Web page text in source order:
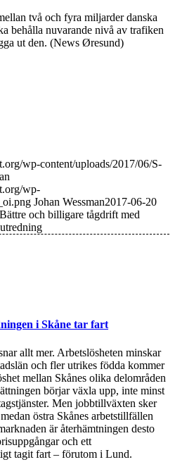
två och fyra miljarder danska
behålla nuvarande nivå av trafiken
ut den. (News Øresund)
wp-content/uploads/2017/06/S-
wp-
Johan Wessman2017-06-20
Bättre och billigare tågdrift med
i Skåne tar fart
allt mer. Arbetslösheten minskar
och fler utrikes födda kommer
mellan Skånes olika delområden
börjar växla upp, inte minst
Men jobbtillväxten sker
östra Skånes arbetstillfällen
är återhämtningen desto
och ett
tagit fart – förutom i Lund.